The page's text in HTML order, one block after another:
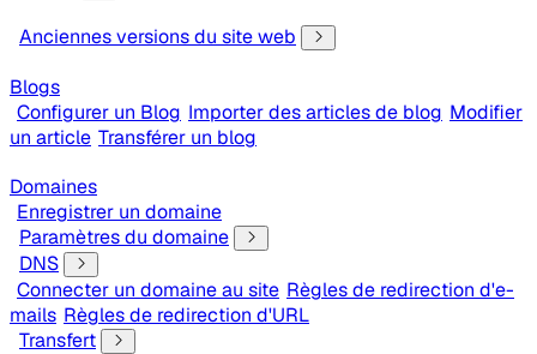
Anciennes versions du site web
Blogs
Configurer un Blog Importer des articles de blog Modifier
un article Transférer un blog
Domaines
Enregistrer un domaine
Paramètres du domaine
DNS
Connecter un domaine au site Règles de redirection d'e-
mails Règles de redirection d'URL
Transfert